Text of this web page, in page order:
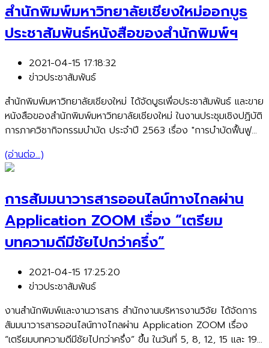
สำนักพิมพ์มหาวิทยาลัยเชียงใหม่ออกบูธ
ประชาสัมพันธ์หนังสือของสำนักพิมพ์ฯ
2021-04-15 17:18:32
ข่าวประชาสัมพันธ์
สำนักพิมพ์มหาวิทยาลัยเชียงใหม่ ได้จัดบูธเพื่อประชาสัมพันธ์ และขาย
หนังสือของสำนักพิมพ์มหาวิทยาลัยเชียงใหม่ ในงานประชุมเชิงปฏิบัติ
การภาควิชากิจกรรมบำบัด ประจำปี 2563 เรื่อง "การบำบัดฟื้นฟู
ระหว่างวันที่ 26-28 กุมภาพันธ์ 2563 ณ โรงแรมดวงตะวัน
เชียงใหม่ โดยมีศาสตราจารย์ ดร.สาคร พรประเสริฐ คณบดีคณะ
(อ่านต่อ...)
การสัมมนาวารสารออนไลน์ทางไกลผ่าน
Application ZOOM เรื่อง “เตรียม
บทความดีมีชัยไปกว่าครึ่ง”
2021-04-15 17:25:20
ข่าวประชาสัมพันธ์
งานสำนักพิมพ์และงานวารสาร สำนักงานบริหารงานวิจัย ได้จัดการ
สัมมนาวารสารออนไลน์ทางไกลผ่าน Application ZOOM เรื่อง
“เตรียมบทความดีมีชัยไปกว่าครึ่ง” ขึ้น ในวันที่ 5, 8, 12, 15 และ 19